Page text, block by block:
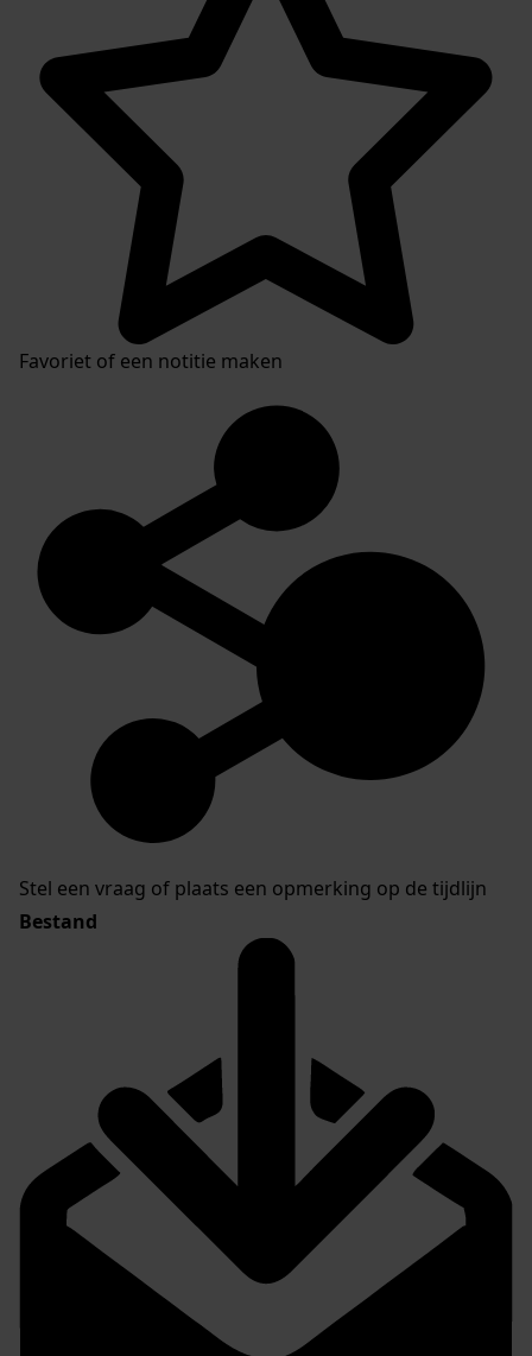
Favoriet of een notitie maken
Stel een vraag of plaats een opmerking op de tijdlijn
Bestand